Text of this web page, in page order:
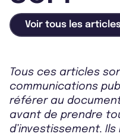
Voir tous les
Tous ces articles
communications
référer au
avant de prendre
d’investissement.